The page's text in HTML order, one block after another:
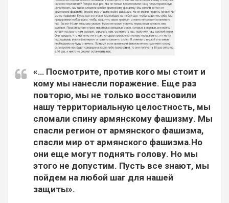
«… Посмотрите, против кого мы стоит и
кому мы нанесли поражение. Еще раз
повторю, мы не только восстановили
нашу территориальную целостность, мы
сломали спину армянскому фашизму. Мы
спасли регион от армянского фашизма,
спасли мир от армянского фашизма.Но
они еще могут поднять голову. Но мы
этого не допустим. Пусть все знают, мы
пойдем на любой шаг для нашей
защиты».